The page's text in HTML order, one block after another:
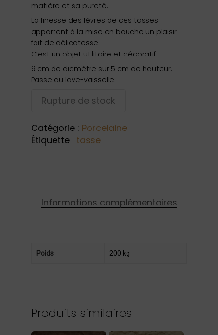
matière et sa pureté.
La finesse des lèvres de ces tasses
apportent à la mise en bouche un plaisir
fait de délicatesse.
C’est un objet utilitaire et décoratif.
9 cm de diamètre sur 5 cm de hauteur.
Passe au lave-vaisselle.
Rupture de stock
Catégorie : Porcelaine
Étiquette : tasse
Informations complémentaires
Poids 200 kg
Produits similaires